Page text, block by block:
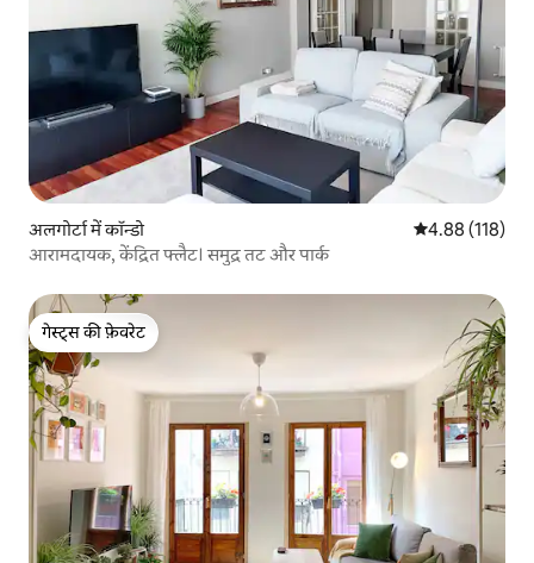
अलगोर्टा में कॉन्डो औसत रेटिंग 5 में से
4.88 (118)
आरामदायक, केंद्रित फ्लैट। समुद्र तट और पार्क
गेस्ट्स की फ़ेवरेट
गेस्ट्स की फ़ेवरेट